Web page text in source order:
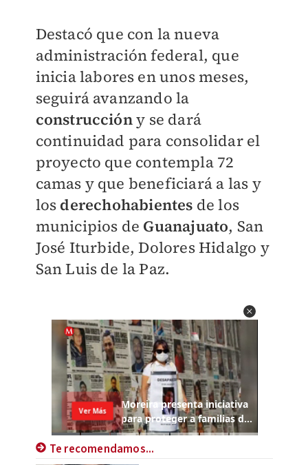
Destacó que con la nueva
administración federal, que
inicia labores en unos meses,
seguirá avanzando la
construccióny se dará
continuidad para consolidar el
proyecto que contempla 72
camas y que beneficiará a las y
los derechohabientes de los
municipios de Guanajuato, San
José Iturbide, Dolores Hidalgo y
San Luis de la Paz.
Te recomendamos...